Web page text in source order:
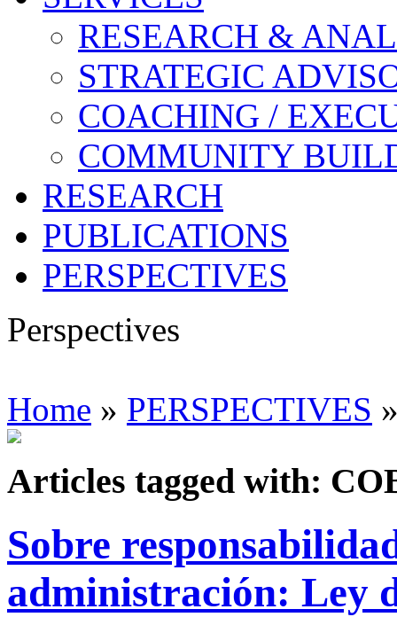
RESEARCH &
STRATEGIC
COACHING /
COMMUNITY
RESEARCH
PUBLICATIONS
PERSPECTIVES
Perspectives
Home » PERSPECTIVES
Articles tagged with:
Sobre
administración: Ley